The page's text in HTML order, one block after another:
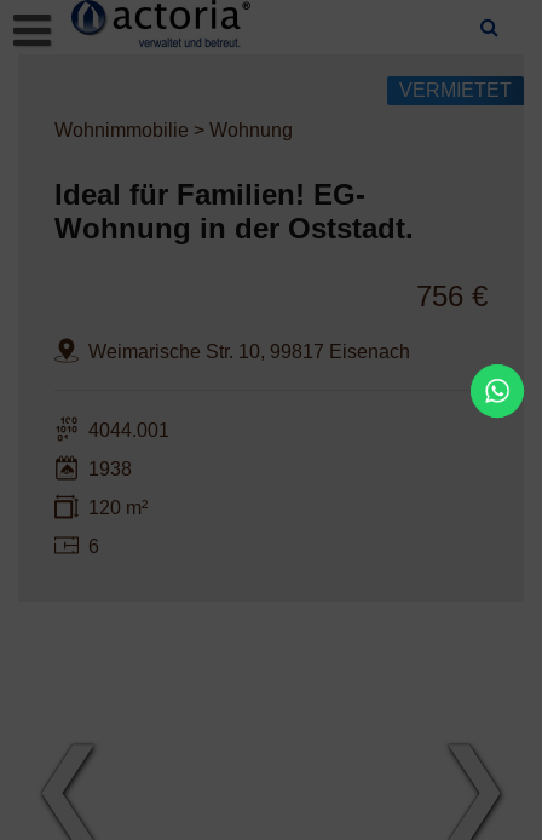
Skip
to
Wohnimmobilie > Wohnung
VERMIETET
Ideal für Familien! EG-
Wohnung in der Oststadt.
Weimarische Str. 10, 99817 Eisenach
756 €
4044.001
1938
120 m²
6
❮ ❯